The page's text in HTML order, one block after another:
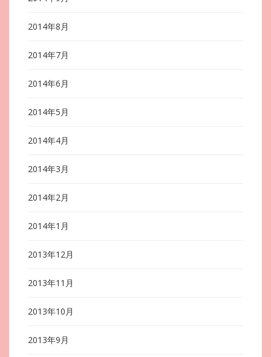
2014年8月
2014年7月
2014年6月
2014年5月
2014年4月
2014年3月
2014年2月
2014年1月
2013年12月
2013年11月
2013年10月
2013年9月